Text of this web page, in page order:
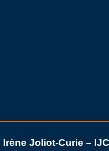
Joliot-Curie –